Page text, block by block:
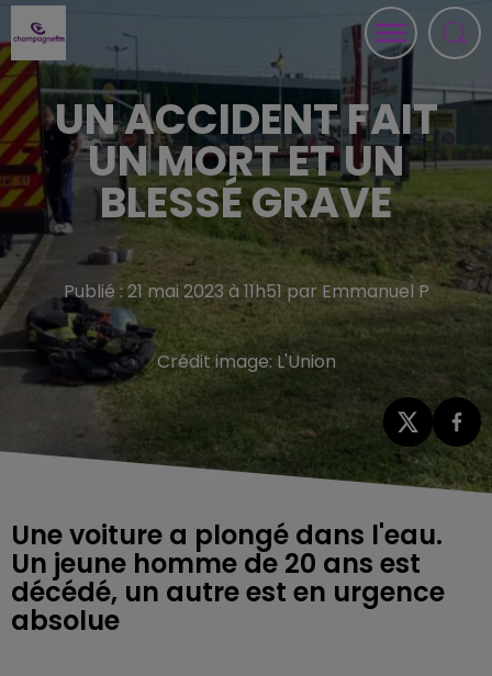
UN ACCIDENT FAIT
UN MORT ET UN
BLESSÉ GRAVE
Publié : 21 mai 2023 à 11h51 par Emmanuel P
Crédit image: L'Union
Une voiture a plongé dans l'eau.
Un jeune homme de 20 ans est
décédé, un autre est en urgence
absolue